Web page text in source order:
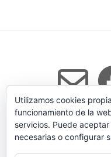
Utilizamos cookies
funcionamiento de la
servicios. Puede
necesarias o configurar